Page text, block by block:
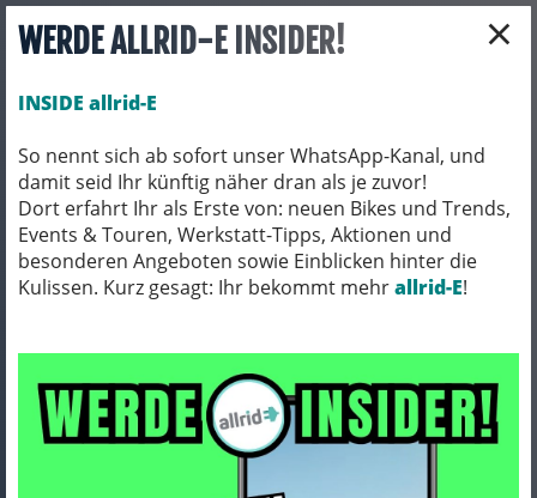
×
WERDE ALLRID-E INSIDER!
INSIDE allrid-E
So nennt sich ab sofort unser WhatsApp-Kanal, und
damit seid Ihr künftig näher dran als je zuvor!
Dort erfahrt Ihr als Erste von: neuen Bikes und Trends,
Events & Touren, Werkstatt-Tipps, Aktionen und
besonderen Angeboten sowie Einblicken hinter die
Kulissen. Kurz gesagt: Ihr bekommt mehrallrid-E!
Toggle navigation
FAHRRADZUBEHÖR PACKTASCHEN / ORTLIEB